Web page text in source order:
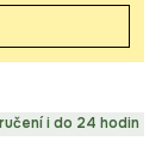
i do 24 hodin